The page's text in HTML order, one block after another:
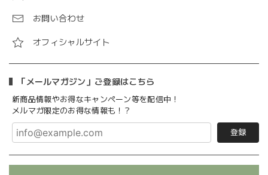
お問い合わせ
オフィシャルサイト
「メールマガジン」ご登録はこちら
新商品情報やお得なキャンペーン等を配信中！
メルマガ限定のお得な情報も！？
登録